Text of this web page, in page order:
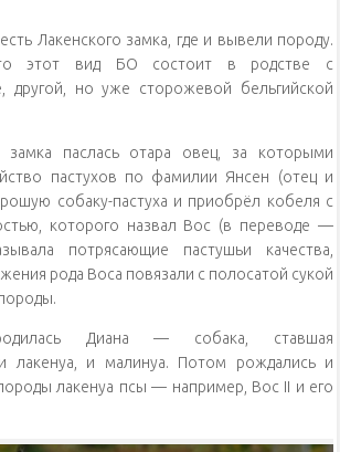
Лакенского замка, где и вывели породу.
что этот вид БО состоит в родстве с
другой, но уже сторожевой бельгийской
замка паслась отара овец, за которыми
пастухов по фамилии Янсен (отец и
собаку-пастуха и приобрёл кобеля с
которого назвал Вос (в переводе —
потрясающие пастушьи качества,
рода Воса повязали с полосатой сукой
Диана — собака, ставшая
и лакенуа, и малинуа. Потом рождались и
лакенуа псы — например, Вос II и его